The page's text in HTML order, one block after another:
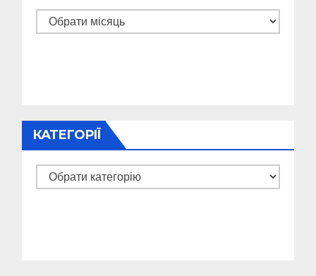
Архіви
КАТЕГОРІЇ
Категорії